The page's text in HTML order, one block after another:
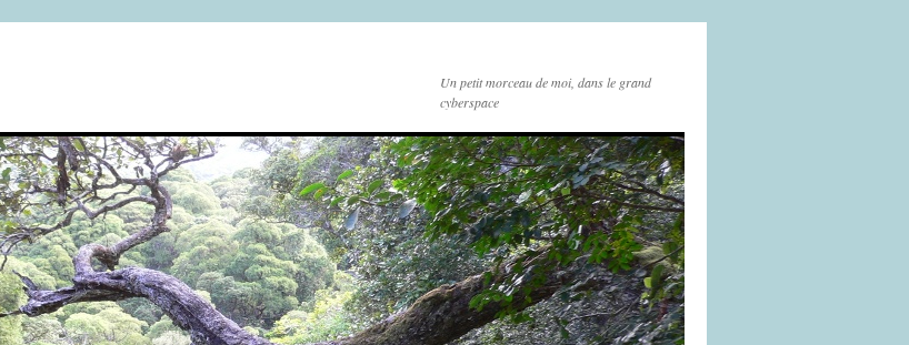
Un petit morceau de moi, dans le grand
cyberspace